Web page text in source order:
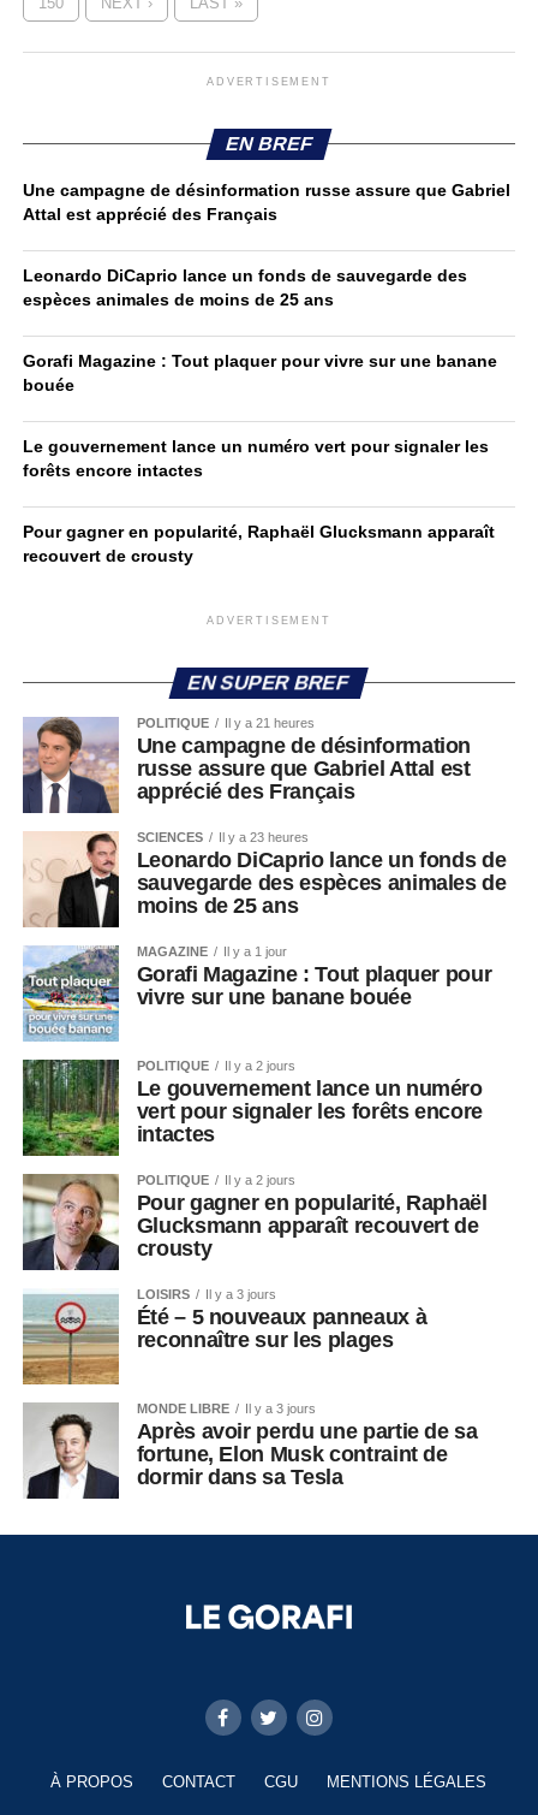
ADVERTISEMENT
EN BREF
Une campagne de désinformation russe assure que Gabriel
Attal est apprécié des Français
Leonardo DiCaprio lance un fonds de sauvegarde des
espèces animales de moins de 25 ans
Gorafi Magazine : Tout plaquer pour vivre sur une banane
bouée
Le gouvernement lance un numéro vert pour signaler les
forêts encore intactes
Pour gagner en popularité, Raphaël Glucksmann apparaît
recouvert de crousty
ADVERTISEMENT
EN SUPER BREF
POLITIQUE Il y a 21 heures
Une campagne de désinformation
russe assure que Gabriel Attal est
apprécié des Français
SCIENCES Il y a 23 heures
Leonardo DiCaprio lance un fonds de
sauvegarde des espèces animales de
moins de 25 ans
MAGAZINE Il y a 1 jour
Gorafi Magazine : Tout plaquer pour
vivre sur une banane bouée
POLITIQUE Il y a 2 jours
Le gouvernement lance un numéro
vert pour signaler les forêts encore
intactes
POLITIQUE Il y a 2 jours
Pour gagner en popularité, Raphaël
Glucksmann apparaît recouvert de
crousty
LOISIRS Il y a 3 jours
Été – 5 nouveaux panneaux à
reconnaître sur les plages
MONDE LIBRE Il y a 3 jours
Après avoir perdu une partie de sa
fortune, Elon Musk contraint de
dormir dans sa Tesla
À PROPOS CONTACT CGU MENTIONS LÉGALES